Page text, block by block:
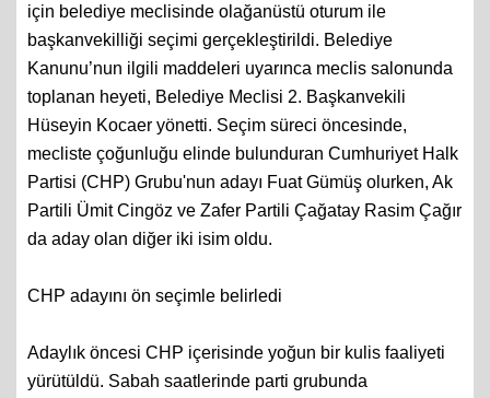
için belediye meclisinde olağanüstü oturum ile
başkanvekilliği seçimi gerçekleştirildi. Belediye
Kanunu’nun ilgili maddeleri uyarınca meclis salonunda
toplanan heyeti, Belediye Meclisi 2. Başkanvekili
Hüseyin Kocaer yönetti. Seçim süreci öncesinde,
mecliste çoğunluğu elinde bulunduran Cumhuriyet Halk
Partisi (CHP) Grubu'nun adayı Fuat Gümüş olurken, Ak
Partili Ümit Cingöz ve Zafer Partili Çağatay Rasim Çağır
da aday olan diğer iki isim oldu.
CHP adayını ön seçimle belirledi
Adaylık öncesi CHP içerisinde yoğun bir kulis faaliyeti
yürütüldü. Sabah saatlerinde parti grubunda